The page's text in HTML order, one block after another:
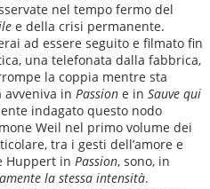
nel tempo fermo del
e della crisi permanente.
ad essere seguito e filmato fin
una telefonata dalla fabbrica,
la coppia mentre sta
avveniva in Passion e in Sauve qui
indagato questo nodo
Weil nel primo volume dei
tra i gesti dell’amore e
Huppert in Passion, sono, in
la stessa intensità.